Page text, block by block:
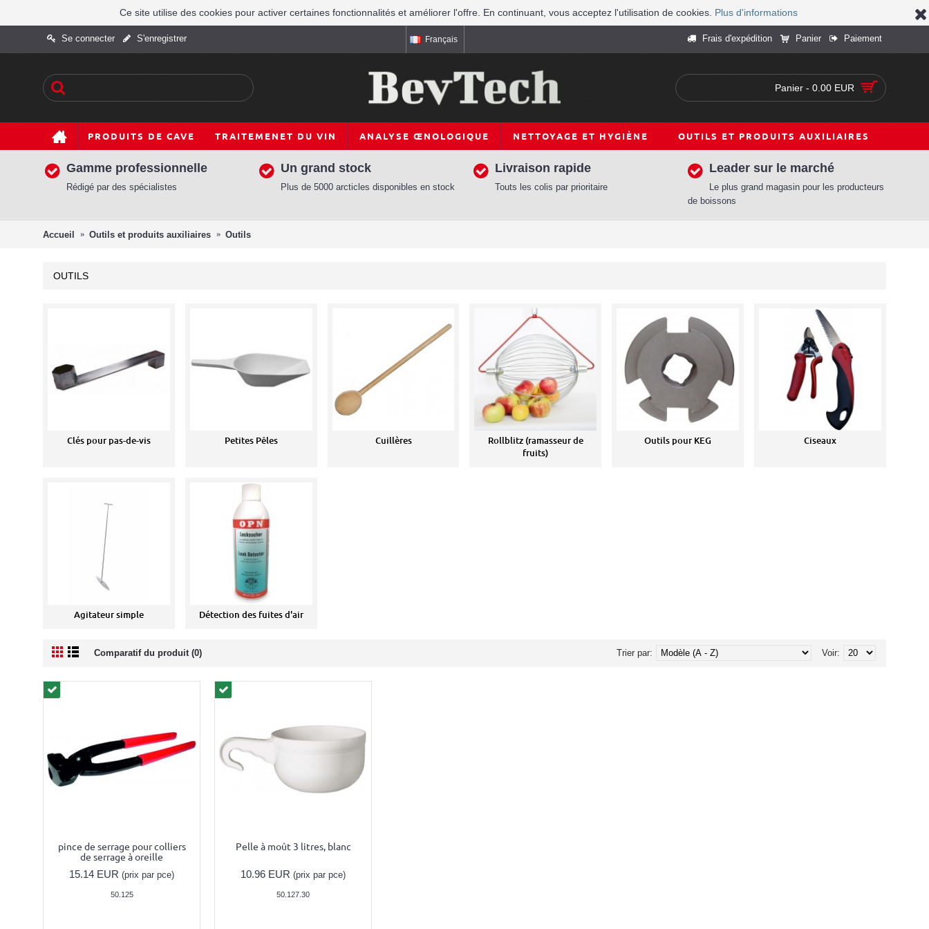
Ce site utilise des cookies pour activer certaines fonctionnalités et améliorer l'offre. En continuant, vous acceptez l'utilisation de cookies. Plus d'informations
Se connecter S'enregistrer Français Frais d'expédition Panier Paiement
Panier - 0.00 EUR
PRODUITS DE CAVE TRAITEMENET DU VIN ANALYSE ŒNOLOGIQUE NETTOYAGE ET HYGIÈNE OUTILS ET PRODUITS AUXILIAIRES
Gamme professionnelle
Rédigé par des spécialistes
Un grand stock
Plus de 5000 arcticles disponibles en stock
Livraison rapide
Touts les colis par prioritaire
Leader sur le marché
Le plus grand magasin pour les producteurs
de boissons
Accueil Outils et produits auxiliaires Outils
OUTILS
Clés pour pas-de-vis Petites Pêles Cuillères
Rollblitz (ramasseur de
fruits)
Outils pour KEG Ciseaux
Agitateur simple Détection des fuites d'air
Comparatif du produit (0) Voir:
Trier par:
pince de serrage pour colliers
de serrage à oreille
15.14 EUR (prix par pce)
50.125
Pelle à moût 3 litres, blanc
10.96 EUR (prix par pce)
50.127.30